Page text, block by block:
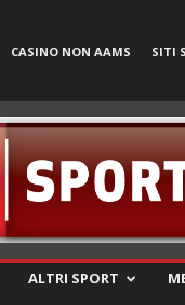
CASINO NON AAMS SITI
ALTRI SPORT